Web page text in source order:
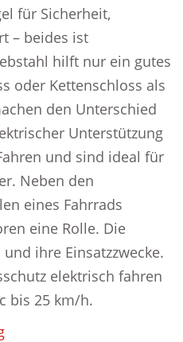
für Sicherheit,
– beides ist
hilft nur ein gutes
oder Kettenschloss als
den Unterschied
Unterstützung
und sind ideal für
Neben den
eines Fahrrads
eine Rolle. Die
ihre Einsatzzwecke.
elektrisch fahren
bis 25 km/h.